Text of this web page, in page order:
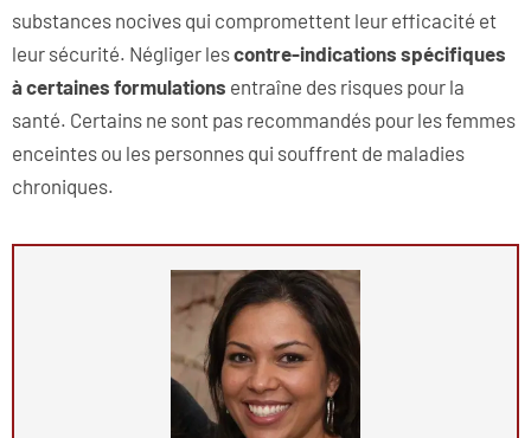
substances nocives qui compromettent leur efficacité et
leur sécurité. Négliger lescontre-indications spécifiques
à certaines formulations entraîne des risques pour la
santé. Certains ne sont pas recommandés pour les femmes
enceintes ou les personnes qui souffrent de maladies
chroniques.